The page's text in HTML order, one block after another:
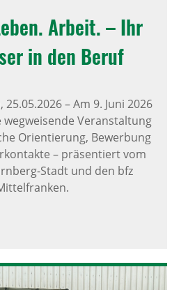
Arbeit. – Ihr
in den Beruf
25.05.2026–Am 9. Juni 2026
wegweisende Veranstaltung
Orientierung, Bewerbung
– präsentiert vom
Stadt und den bfz